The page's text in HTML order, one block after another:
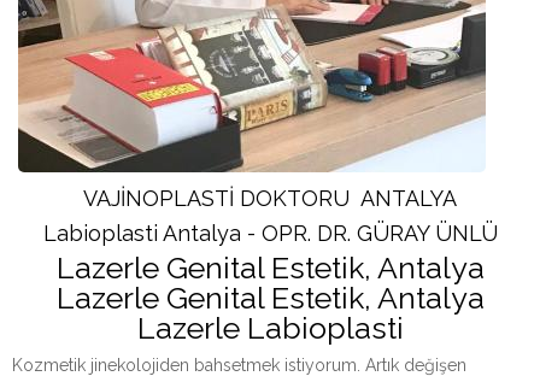
VAJİNOPLASTİ DOKTORU ANTALYA
Labioplasti Antalya - OPR. DR. GÜRAY ÜNLÜ
Lazerle Genital Estetik, Antalya
Lazerle Genital Estetik, Antalya
Lazerle Labioplasti
Kozmetik jinekolojiden bahsetmek istiyorum. Artık değişen